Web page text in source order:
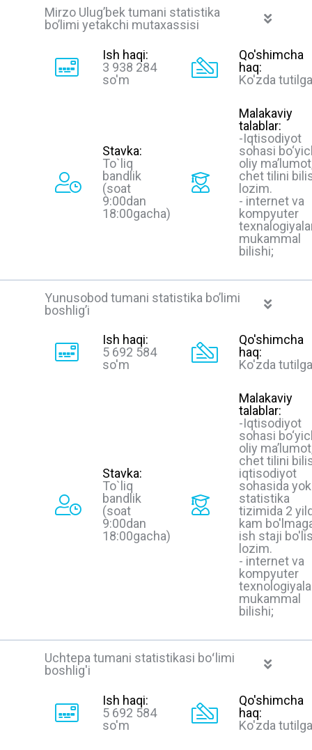
Mirzo Ulug’bek tumani statistika
bo’limi yetakchi mutaxassisi
Ish haqi:
3 938 284
so'm
Qo'shimcha
haq:
Ko'zda
Stavka:
To`liq
bandlik
(soat
9:00dan
18:00gacha)
Malakaviy
talablar:
-Iqtisodiyot
sohasi
oliy
chet tilini
lozim.
- internet va
kompyuter
mukammal
bilishi;
Yunusobod tumani statistika bo’limi
boshlig’i
Ish haqi:
5 692 584
so'm
Qo'shimcha
haq:
Ko'zda
Stavka:
To`liq
bandlik
(soat
9:00dan
18:00gacha)
Malakaviy
talablar:
-Iqtisodiyot
sohasi
oliy
chet tilini
iqtisodiyot
sohasida
statistika
tizimida 2
kam
ish staji
lozim.
- internet va
kompyuter
mukammal
bilishi;
Uchtepa tumani statistikasi boʻlimi
boshlig'i
Ish haqi:
5 692 584
so'm
Qo'shimcha
haq:
Ko'zda